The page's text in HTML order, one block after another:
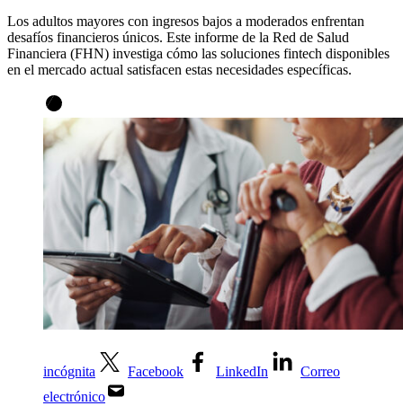
Los adultos mayores con ingresos bajos a moderados enfrentan
desafíos financieros únicos. Este informe de la Red de Salud
Financiera (FHN) investiga cómo las soluciones fintech disponibles
en el mercado actual satisfacen estas necesidades específicas.
incógnita Facebook LinkedIn
Correo
electrónico